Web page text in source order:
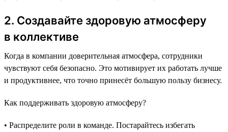
2. Создавайте здоровую атмосферу
в коллективе
Когда в компании доверительная атмосфера, сотрудники
чувствуют себя безопасно. Это мотивирует их работать лучше
и продуктивнее, что точно принесёт большую пользу бизнесу.
Как поддерживать здоровую атмосферу?
• Распределите роли в команде. Постарайтесь избегать